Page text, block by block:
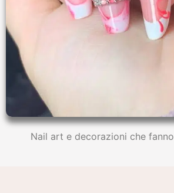
Nail art e decorazioni che